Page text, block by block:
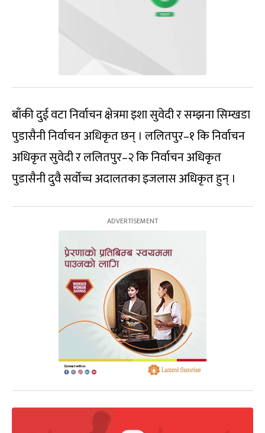
बाँकी दुई वटा निर्वाचन क्षेत्रमा इशा सुवेदी र सम्झना सिम्खडा
पुडासैनी निर्वाचन अधिकृत छन् । ललितपुर–१ कि निर्वाचन
अधिकृत सुवेदी र ललितपुर–२ कि निर्वाचन अधिकृत
पुडासैनी दुवै सर्वोच्च अदालतका इजलास अधिकृत हुन् ।